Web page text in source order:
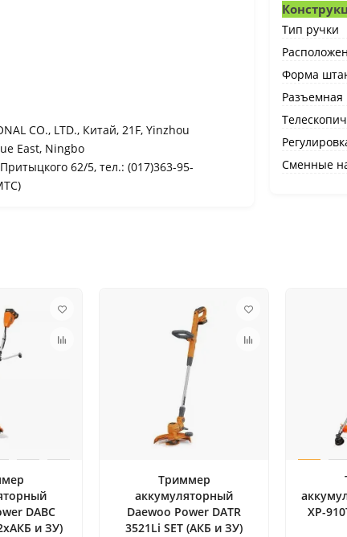
CO., LTD., Китай, 21F, Yinzhou
East, Ningbo
62/5, тел.: (017)363-95-
Тип ручки
Форма
Разъемная
Сменные
DABC
и ЗУ)
Триммер
аккумуляторный
Daewoo Power DATR
3521Li SET (АКБ и ЗУ)
XP-